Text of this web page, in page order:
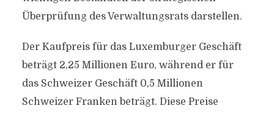
Überprüfung des Verwaltungsrats darstellen.
Der Kaufpreis für das Luxemburger Geschäft
beträgt 2,25 Millionen Euro, während er für
das Schweizer Geschäft 0,5 Millionen
Schweizer Franken beträgt. Diese Preise